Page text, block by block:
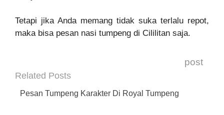
Tetapi jika Anda memang tidak suka terlalu repot,
maka bisa pesan nasi tumpeng di Cililitan saja.
post
Related Posts
Pesan Tumpeng Karakter Di Royal Tumpeng